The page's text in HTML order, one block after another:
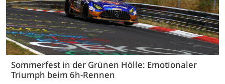
Sommerfest in der Grünen Hölle: Emotionaler
Triumph beim 6h-Rennen